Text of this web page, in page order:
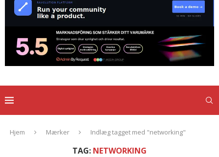
Hjem Mærker Indlæg tagget med "networking"
TAG: NETWORKING